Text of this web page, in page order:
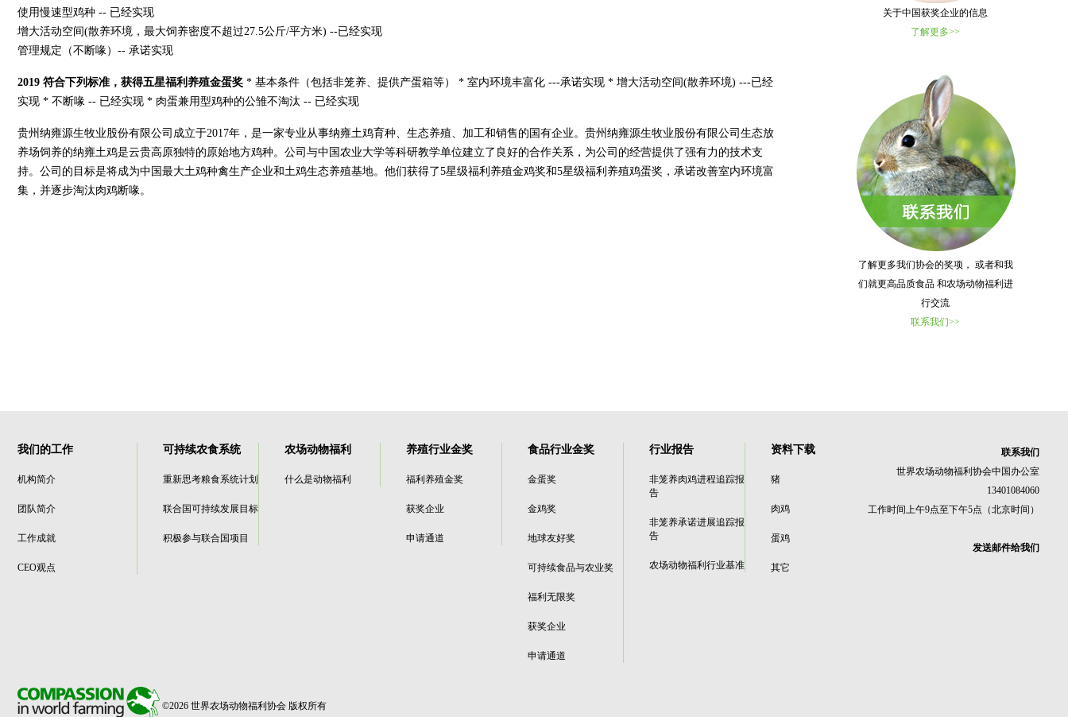
关于中国获奖企业的信息
了解更多>>
了解更多我们协会的奖项， 或者和我
们就更高品质食品 和农场动物福利进
行交流
联系我们>>
使用慢速型鸡种 -- 已经实现
增大活动空间(散养环境，最大饲养密度不超过27.5公斤/平方米) --已经实现
管理规定（不断喙）-- 承诺实现
2019 符合下列标准，获得五星福利养殖金蛋奖 * 基本条件（包括非笼养、提供产蛋箱等） * 室内环境丰富化 ---承诺实现 * 增大活动空间(散养环境) ---已经
实现 * 不断喙 -- 已经实现 * 肉蛋兼用型鸡种的公雏不淘汰 -- 已经实现
贵州纳雍源生牧业股份有限公司成立于2017年，是一家专业从事纳雍土鸡育种、生态养殖、加工和销售的国有企业。贵州纳雍源生牧业股份有限公司生态放
养场饲养的纳雍土鸡是云贵高原独特的原始地方鸡种。公司与中国农业大学等科研教学单位建立了良好的合作关系，为公司的经营提供了强有力的技术支
持。公司的目标是将成为中国最大土鸡种禽生产企业和土鸡生态养殖基地。他们获得了5星级福利养殖金鸡奖和5星级福利养殖鸡蛋奖，承诺改善室内环境富
集，并逐步淘汰肉鸡断喙。
我们的工作
机构简介
团队简介
工作成就
CEO观点
可持续农食系统
重新思考粮食系统计划
联合国可持续发展目标
积极参与联合国项目
农场动物福利
什么是动物福利
养殖行业金奖
福利养殖金奖
获奖企业
申请通道
食品行业金奖
金蛋奖
金鸡奖
地球友好奖
可持续食品与农业奖
福利无限奖
获奖企业
申请通道
行业报告
非笼养肉鸡进程追踪报
告
非笼养承诺进展追踪报
告
农场动物福利行业基准
资料下载
猪
肉鸡
蛋鸡
其它
联系我们
世界农场动物福利协会中国办公室
13401084060
工作时间上午9点至下午5点（北京时间）
发送邮件给我们
©2026 世界农场动物福利协会 版权所有